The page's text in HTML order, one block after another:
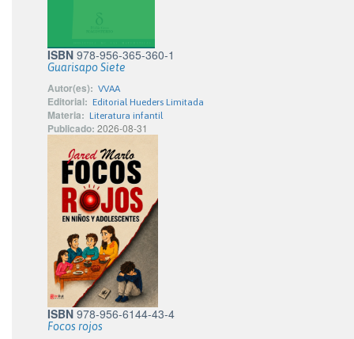
ISBN 978-956-365-360-1
Guarisapo Siete
Autor(es): VVAA
Editorial: Editorial Hueders Limitada
Materia: Literatura infantil
Publicado: 2026-08-31
ISBN 978-956-6144-43-4
Focos rojos